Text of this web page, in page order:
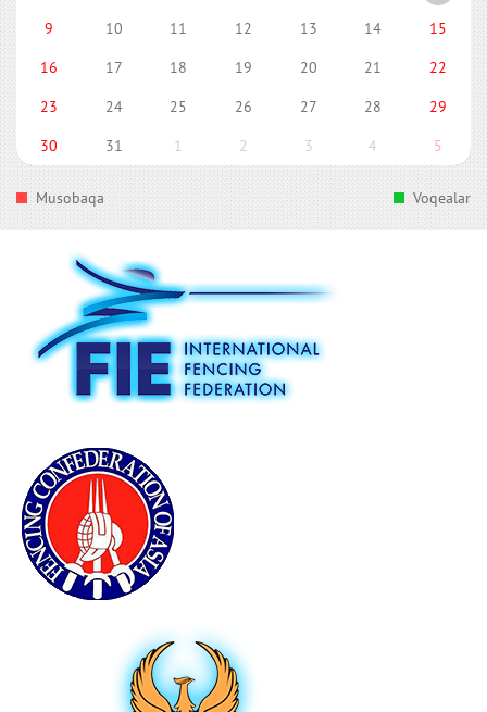
9
10 11 12 13 14
15
16
17 18 19 20 21
22
23
24 25 26 27 28
29
30
31 1 2 3 4 5
Musobaqa Voqealar